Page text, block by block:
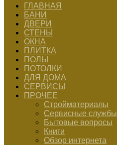
ГЛАВНАЯ
БАНИ
ДВЕРИ
СТЕНЫ
ОКНА
ПЛИТКА
ПОЛЫ
ПОТОЛКИ
ДЛЯ ДОМА
СЕРВИСЫ
ПРОЧЕЕ
Стройматериалы
Сервисные службы
Бытовые вопросы
Книги
Обзор интернета